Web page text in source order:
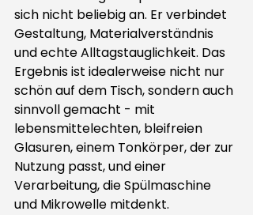
sich nicht beliebig an. Er verbindet
Gestaltung, Materialverständnis
und echte Alltagstauglichkeit. Das
Ergebnis ist idealerweise nicht nur
schön auf dem Tisch, sondern auch
sinnvoll gemacht - mit
lebensmittelechten, bleifreien
Glasuren, einem Tonkörper, der zur
Nutzung passt, und einer
Verarbeitung, die Spülmaschine
und Mikrowelle mitdenkt.